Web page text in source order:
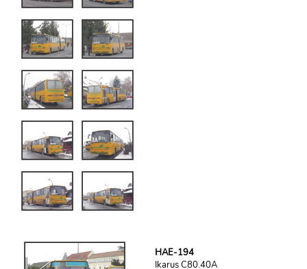
HAE-194
Ikarus C80.40A